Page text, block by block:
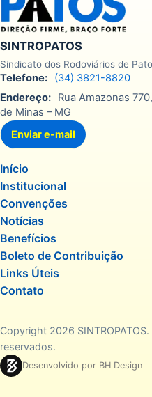
SINTROPATOS
Sindicato dos Rodoviários de
Telefone:
(34) 3821-8820
Endereço:
Rua Amazonas
de Minas – MG
Enviar e-mail
Início
Institucional
Convenções
Notícias
Benefícios
Boleto de Contribuição
Links Úteis
Contato
Copyright 2026
reservados.
Desenvolvido por BH Design